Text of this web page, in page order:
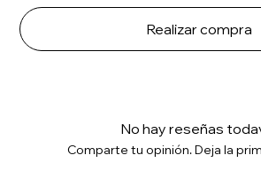
Realizar compra
No hay reseñas
Comparte tu opinión. Deja la